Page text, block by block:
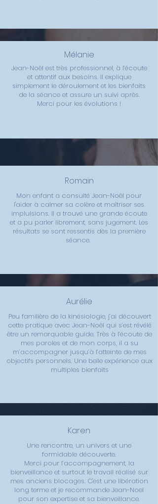
Mélanie
Jean-Noël est très professionnel, à l’écoute
et attentif aux besoins. Il explique
simplement le déroulement et les bienfaits
de la séance et assure un suivi après.
Merci pour les évolutions !
Romain
Mon enfant a consulté Jean-Noël pour
l'aider à calmer sa colère et maîtriser ses
implulsions. Il a trouvé une grande écoute
et a pu parler librement, sans jugement. Les
résultats se sont ressentis dès la première
séance.
Aurélie
Peu familière de la kinésiologie, j’ai découvert
cette pratique avec Jean-Noël qui s’est révélé
être un remarquable guide. Très à l’écoute de
mes paroles et de mon corps, il a su
m’accompagner jusqu’à l’atteinte de mes
objectifs personnels. Une belle expérience aux
multiples bienfaits
Karen
Une rencontre, un univers et une
formidable découverte.
Merci pour l’accompagnement, la
bienveillance et surtout le travail réalisé sur
mes anciens blocages. C'est une libération
long terme et je recommande Jean-Noel
pour son expertise et sa bienveillance.